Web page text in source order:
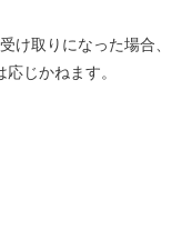
け取りになった場合、
じかねます。